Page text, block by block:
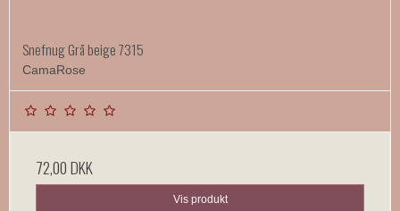
Snefnug Grå beige 7315
CamaRose
72,00 DKK
Vis produkt